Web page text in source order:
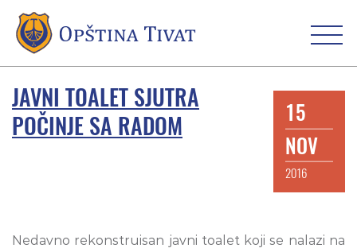
JAVNI TOALET SJUTRA
POČINJE SA RADOM
15
NOV
2016
Nedavno rekonstruisan javni toalet koji se nalazi na